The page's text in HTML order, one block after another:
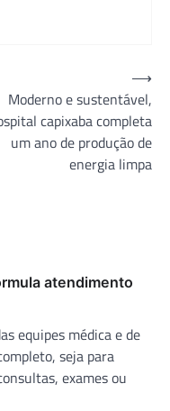
Moderno e sustentável,
capixaba completa
um ano de produção de
energia limpa
⟶
atendimento
equipes médica e de
seja para
exames ou